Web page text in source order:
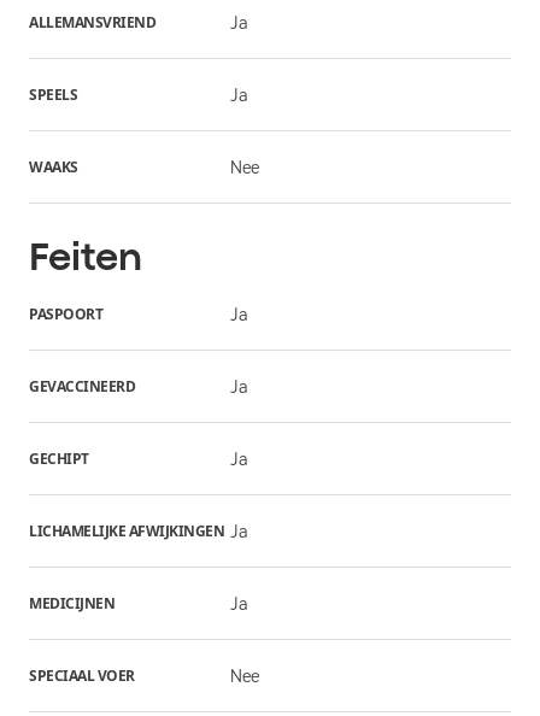
ALLEMANSVRIEND Ja
SPEELS Ja
WAAKS Nee
Feiten
PASPOORT Ja
GEVACCINEERD Ja
GECHIPT Ja
LICHAMELIJKE AFWIJKINGEN Ja
MEDICIJNEN Ja
SPECIAAL VOER Nee